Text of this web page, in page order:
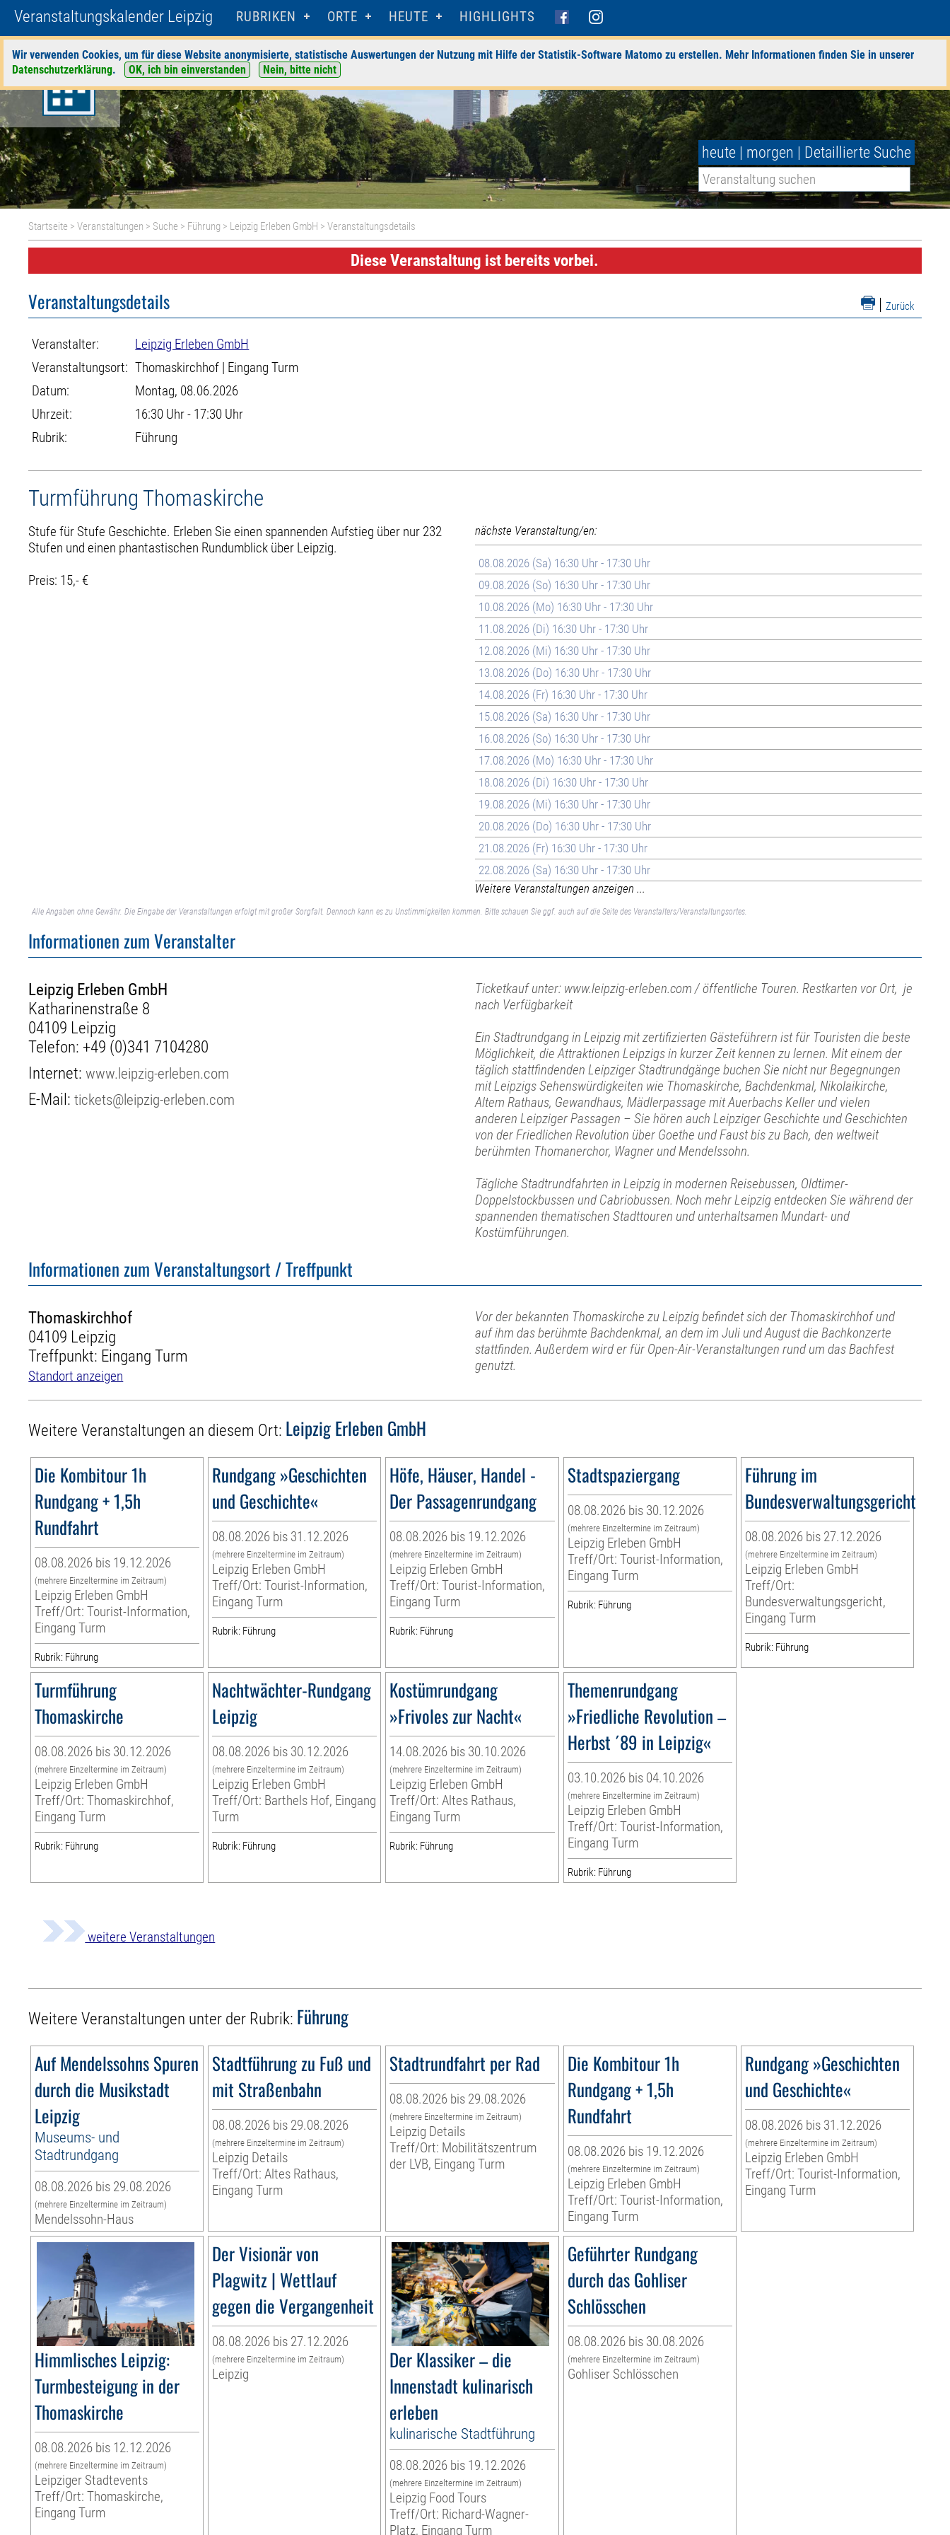
Veranstaltungskalender Leipzig RUBRIKEN ORTE HEUTE HIGHLIGHTS
Wir verwenden Cookies, um für diese Website anonymisierte, statistische Auswertungen der Nutzung mit Hilfe der Statistik-Software Matomo zu erstellen. Mehr Informationen finden Sie in unserer
Datenschutzerklärung. OK, ich bin einverstanden Nein, bitte nicht
heute | morgen | Detaillierte Suche
Startseite >Veranstaltungen > Suche > Führung > Leipzig Erleben GmbH > Veranstaltungsdetails
Diese Veranstaltung ist bereits vorbei.
| Zurück
Veranstaltungsdetails
Veranstalter:
Leipzig Erleben GmbH
Veranstaltungsort: Thomaskirchhof | Eingang Turm
Datum:
Montag, 08.06.2026
Uhrzeit:
16:30 Uhr - 17:30 Uhr
Rubrik:
Führung
Turmführung Thomaskirche
Stufe für Stufe Geschichte. Erleben Sie einen spannenden Aufstieg über nur 232
Stufen und einen phantastischen Rundumblick über Leipzig.
Preis: 15,- €
nächste Veranstaltung/en:
08.08.2026 (Sa) 16:30 Uhr - 17:30 Uhr
09.08.2026 (So) 16:30 Uhr - 17:30 Uhr
10.08.2026 (Mo) 16:30 Uhr - 17:30 Uhr
11.08.2026 (Di) 16:30 Uhr - 17:30 Uhr
12.08.2026 (Mi) 16:30 Uhr - 17:30 Uhr
13.08.2026 (Do) 16:30 Uhr - 17:30 Uhr
14.08.2026 (Fr) 16:30 Uhr - 17:30 Uhr
15.08.2026 (Sa) 16:30 Uhr - 17:30 Uhr
16.08.2026 (So) 16:30 Uhr - 17:30 Uhr
17.08.2026 (Mo) 16:30 Uhr - 17:30 Uhr
18.08.2026 (Di) 16:30 Uhr - 17:30 Uhr
19.08.2026 (Mi) 16:30 Uhr - 17:30 Uhr
20.08.2026 (Do) 16:30 Uhr - 17:30 Uhr
21.08.2026 (Fr) 16:30 Uhr - 17:30 Uhr
22.08.2026 (Sa) 16:30 Uhr - 17:30 Uhr
Weitere Veranstaltungen anzeigen ...
Alle Angaben ohne Gewähr. Die Eingabe der Veranstaltungen erfolgt mit großer Sorgfalt. Dennoch kann es zu Unstimmigkeiten kommen. Bitte schauen Sie ggf. auch auf die Seite des Veranstalters/Veranstaltungsortes.
Informationen zum Veranstalter
Leipzig Erleben GmbH
Katharinenstraße 8
04109 Leipzig
Telefon: +49 (0)341 7104280
Internet:www.leipzig-erleben.com
E-Mail:tickets@leipzig-erleben.com
Ticketkauf unter: www.leipzig-erleben.com / öffentliche Touren. Restkarten vor Ort, je
nach Verfügbarkeit
Ein Stadtrundgang in Leipzig mit zertifizierten Gästeführern ist für Touristen die beste
Möglichkeit, die Attraktionen Leipzigs in kurzer Zeit kennen zu lernen. Mit einem der
täglich stattfindenden Leipziger Stadtrundgänge buchen Sie nicht nur Begegnungen
mit Leipzigs Sehenswürdigkeiten wie Thomaskirche, Bachdenkmal, Nikolaikirche,
Altem Rathaus, Gewandhaus, Mädlerpassage mit Auerbachs Keller und vielen
anderen Leipziger Passagen – Sie hören auch Leipziger Geschichte und Geschichten
von der Friedlichen Revolution über Goethe und Faust bis zu Bach, den weltweit
berühmten Thomanerchor, Wagner und Mendelssohn.
Tägliche Stadtrundfahrten in Leipzig in modernen Reisebussen, Oldtimer-
Doppelstockbussen und Cabriobussen. Noch mehr Leipzig entdecken Sie während der
spannenden thematischen Stadttouren und unterhaltsamen Mundart- und
Kostümführungen.
Informationen zum Veranstaltungsort / Treffpunkt
Thomaskirchhof
04109 Leipzig
Treffpunkt: Eingang Turm
Standort anzeigen
Vor der bekannten Thomaskirche zu Leipzig befindet sich der Thomaskirchhof und
auf ihm das berühmte Bachdenkmal, an dem im Juli und August die Bachkonzerte
stattfinden. Außerdem wird er für Open-Air-Veranstaltungen rund um das Bachfest
genutzt.
Weitere Veranstaltungen an diesem Ort: Leipzig Erleben GmbH
Die Kombitour 1h
Rundgang + 1,5h
Rundfahrt
08.08.2026 bis 19.12.2026
(mehrere Einzeltermine im Zeitraum)
Leipzig Erleben GmbH
Treff/Ort: Tourist-Information,
Eingang Turm
Rubrik: Führung
Rundgang »Geschichten
und Geschichte«
08.08.2026 bis 31.12.2026
(mehrere Einzeltermine im Zeitraum)
Leipzig Erleben GmbH
Treff/Ort: Tourist-Information,
Eingang Turm
Rubrik: Führung
Höfe, Häuser, Handel -
Der Passagenrundgang
08.08.2026 bis 19.12.2026
(mehrere Einzeltermine im Zeitraum)
Leipzig Erleben GmbH
Treff/Ort: Tourist-Information,
Eingang Turm
Rubrik: Führung
Stadtspaziergang
08.08.2026 bis 30.12.2026
(mehrere Einzeltermine im Zeitraum)
Leipzig Erleben GmbH
Treff/Ort: Tourist-Information,
Eingang Turm
Rubrik: Führung
Führung im
Bundesverwaltungsgericht
08.08.2026 bis 27.12.2026
(mehrere Einzeltermine im Zeitraum)
Leipzig Erleben GmbH
Treff/Ort:
Bundesverwaltungsgericht,
Eingang Turm
Rubrik: Führung
Turmführung
Thomaskirche
08.08.2026 bis 30.12.2026
(mehrere Einzeltermine im Zeitraum)
Leipzig Erleben GmbH
Treff/Ort: Thomaskirchhof,
Eingang Turm
Rubrik: Führung
Nachtwächter-Rundgang
Leipzig
08.08.2026 bis 30.12.2026
(mehrere Einzeltermine im Zeitraum)
Leipzig Erleben GmbH
Treff/Ort: Barthels Hof, Eingang
Turm
Rubrik: Führung
Kostümrundgang
»Frivoles zur Nacht«
14.08.2026 bis 30.10.2026
(mehrere Einzeltermine im Zeitraum)
Leipzig Erleben GmbH
Treff/Ort: Altes Rathaus,
Eingang Turm
Rubrik: Führung
Themenrundgang
»Friedliche Revolution –
Herbst ´89 in Leipzig«
03.10.2026 bis 04.10.2026
(mehrere Einzeltermine im Zeitraum)
Leipzig Erleben GmbH
Treff/Ort: Tourist-Information,
Eingang Turm
Rubrik: Führung
weitere Veranstaltungen
Weitere Veranstaltungen unter der Rubrik: Führung
Auf Mendelssohns Spuren
durch die Musikstadt
Leipzig
Museums- und
Stadtrundgang
08.08.2026 bis 29.08.2026
(mehrere Einzeltermine im Zeitraum)
Mendelssohn-Haus
Stadtführung zu Fuß und
mit Straßenbahn
08.08.2026 bis 29.08.2026
(mehrere Einzeltermine im Zeitraum)
Leipzig Details
Treff/Ort: Altes Rathaus,
Eingang Turm
Stadtrundfahrt per Rad
08.08.2026 bis 29.08.2026
(mehrere Einzeltermine im Zeitraum)
Leipzig Details
Treff/Ort: Mobilitätszentrum
der LVB, Eingang Turm
Die Kombitour 1h
Rundgang + 1,5h
Rundfahrt
08.08.2026 bis 19.12.2026
(mehrere Einzeltermine im Zeitraum)
Leipzig Erleben GmbH
Treff/Ort: Tourist-Information,
Eingang Turm
Rundgang »Geschichten
und Geschichte«
08.08.2026 bis 31.12.2026
(mehrere Einzeltermine im Zeitraum)
Leipzig Erleben GmbH
Treff/Ort: Tourist-Information,
Eingang Turm
Himmlisches Leipzig:
Turmbesteigung in der
Thomaskirche
08.08.2026 bis 12.12.2026
(mehrere Einzeltermine im Zeitraum)
Leipziger Stadtevents
Treff/Ort: Thomaskirche,
Eingang Turm
Der Visionär von
Plagwitz | Wettlauf
gegen die Vergangenheit
08.08.2026 bis 27.12.2026
(mehrere Einzeltermine im Zeitraum)
Leipzig
Der Klassiker – die
Innenstadt kulinarisch
erleben
kulinarische Stadtführung
08.08.2026 bis 19.12.2026
(mehrere Einzeltermine im Zeitraum)
Leipzig Food Tours
Treff/Ort: Richard-Wagner-
Platz, Eingang Turm
Geführter Rundgang
durch das Gohliser
Schlösschen
08.08.2026 bis 30.08.2026
(mehrere Einzeltermine im Zeitraum)
Gohliser Schlösschen